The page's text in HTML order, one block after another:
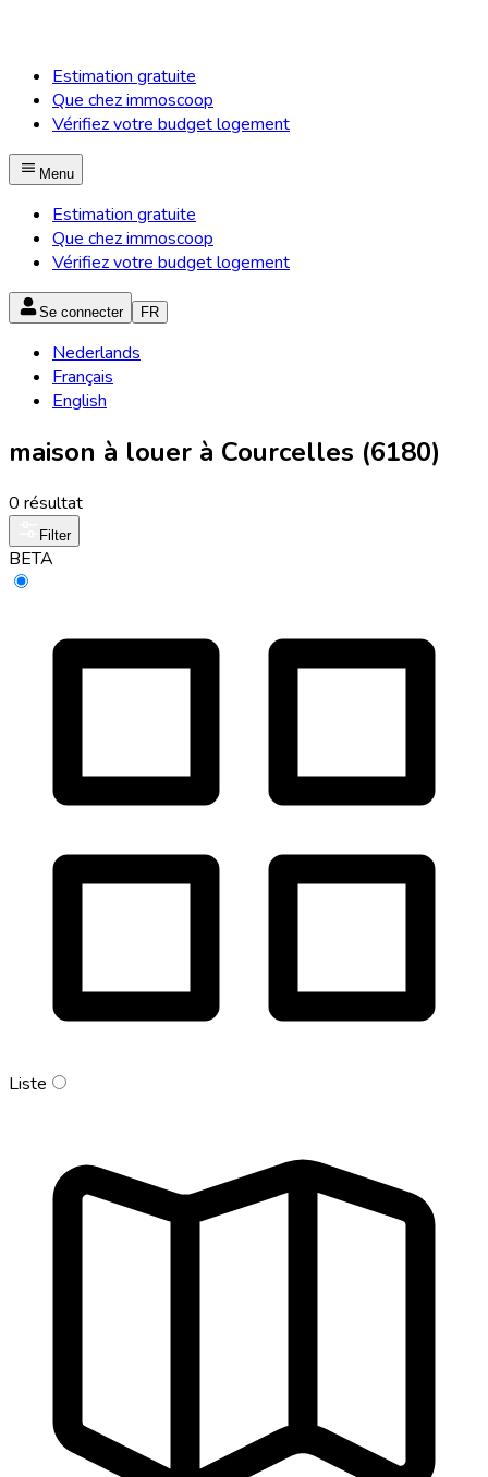
Estimation gratuite
Que chez immoscoop
Vérifiez votre budget logement
Menu
Estimation gratuite
Que chez immoscoop
Vérifiez votre budget logement
Se connecter FR
Nederlands
Français
English
maison à louer à Courcelles (6180)
0 résultat
Filter
BETA
Liste